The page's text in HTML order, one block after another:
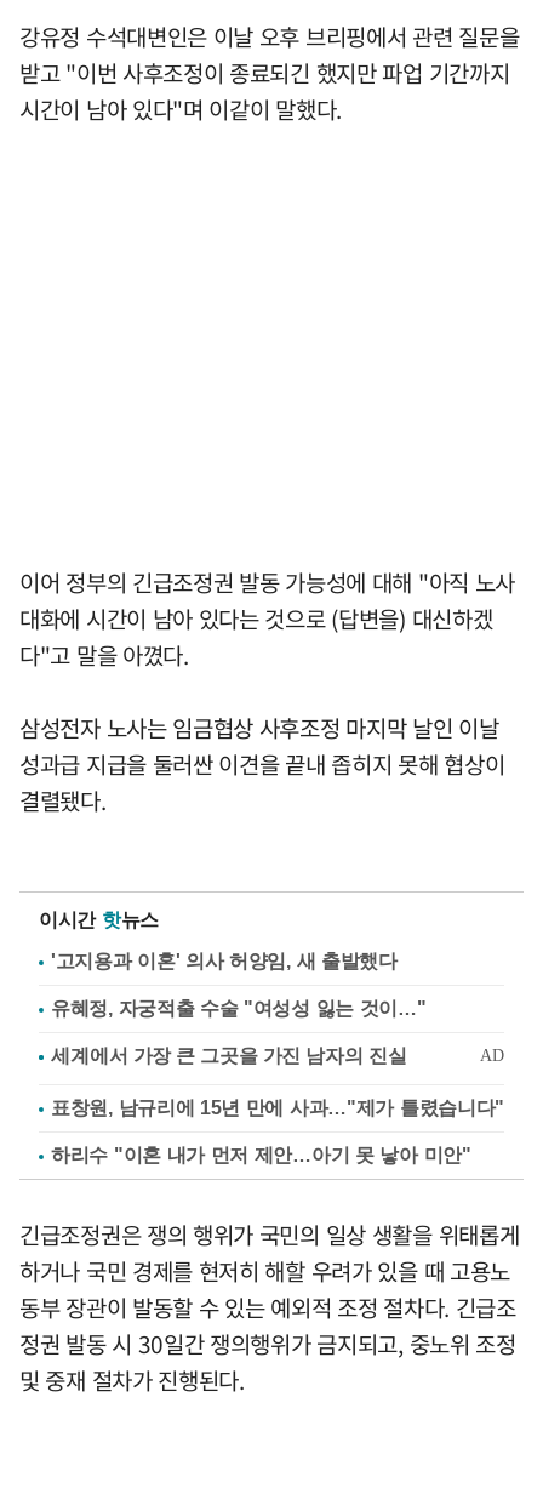
강유정 수석대변인은 이날 오후 브리핑에서 관련 질문을
받고 "이번 사후조정이 종료되긴 했지만 파업 기간까지
시간이 남아 있다"며 이같이 말했다.
이어 정부의 긴급조정권 발동 가능성에 대해 "아직 노사
대화에 시간이 남아 있다는 것으로 (답변을) 대신하겠
다"고 말을 아꼈다.
삼성전자 노사는 임금협상 사후조정 마지막 날인 이날
성과급 지급을 둘러싼 이견을 끝내 좁히지 못해 협상이
결렬됐다.
이시간 핫뉴스
'고지용과 이혼' 의사 허양임, 새 출발했다
유혜정, 자궁적출 수술 "여성성 잃는 것이…"
표창원, 남규리에 15년 만에 사과…"제가 틀렸습니다"
하리수 "이혼 내가 먼저 제안…아기 못 낳아 미안"
긴급조정권은 쟁의 행위가 국민의 일상 생활을 위태롭게
하거나 국민 경제를 현저히 해할 우려가 있을 때 고용노
동부 장관이 발동할 수 있는 예외적 조정 절차다. 긴급조
정권 발동 시 30일간 쟁의행위가 금지되고, 중노위 조정
및 중재 절차가 진행된다.